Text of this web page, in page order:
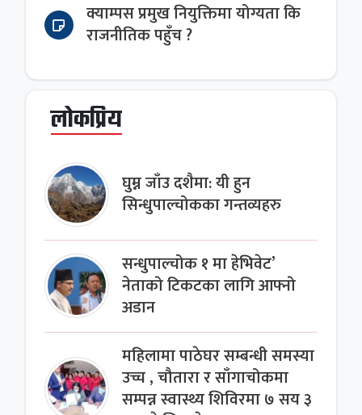
क्याम्पस प्रमुख नियुक्तिमा योग्यता कि
राजनीतिक पहुँच ?
लोकप्रिय
घुम्न जाँउ दशैमा: यी हुन
सिन्धुपाल्चोकका गन्तव्यहरु
सन्धुपाल्चोक १ मा हेभिवेट’
नेताको टिकटका लागि आफ्नो
अडान
महिलामा पाठेघर सम्बन्धी समस्या
उच्च , चौतारा र साँगाचोकमा
सम्पन्न स्वास्थ्य शिविरमा ७ सय ३